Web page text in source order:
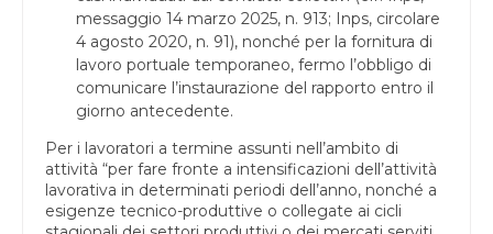
messaggio 14 marzo 2025, n. 913; Inps, circolare
4 agosto 2020, n. 91), nonché per la fornitura di
lavoro portuale temporaneo, fermo l’obbligo di
comunicare l’instaurazione del rapporto entro il
giorno antecedente.
Per i lavoratori a termine assunti nell’ambito di
attività “per fare fronte a intensificazioni dell’attività
lavorativa in determinati periodi dell’anno, nonché a
esigenze tecnico-produttive o collegate ai cicli